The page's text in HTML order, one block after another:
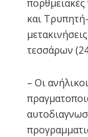
και
τεσσάρων
– Οι